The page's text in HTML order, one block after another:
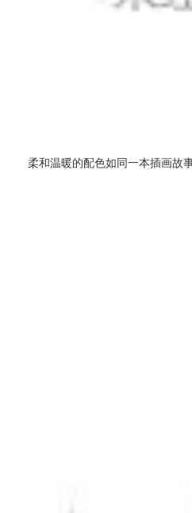
柔和温暖的配色如同一本插画故